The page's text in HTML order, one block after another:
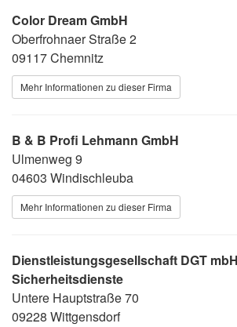
Color Dream GmbH
Oberfrohnaer Straße 2
09117 Chemnitz
Mehr Informationen zu dieser Firma
B & B Profi Lehmann GmbH
Ulmenweg 9
04603 Windischleuba
Mehr Informationen zu dieser Firma
Dienstleistungsgesellschaft DGT
Sicherheitsdienste
Untere Hauptstraße 70
09228 Wittgensdorf